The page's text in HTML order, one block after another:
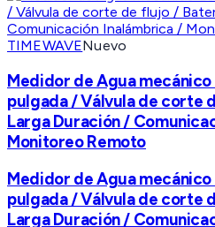
TIMEWAVENuevo
Medidor de Agua
pulgada / Válvula de corte
Larga Duración /
Monitoreo Remoto
Medidor de Agua
pulgada / Válvula de corte
Larga Duración /